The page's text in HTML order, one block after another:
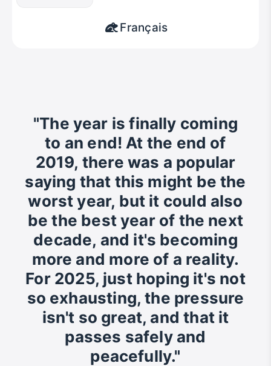
Français
"The year is finally coming
to an end! At the end of
2019, there was a popular
saying that this might be the
worst year, but it could also
be the best year of the next
decade, and it's becoming
more and more of a reality.
For 2025, just hoping it's not
so exhausting, the pressure
isn't so great, and that it
passes safely and
peacefully."